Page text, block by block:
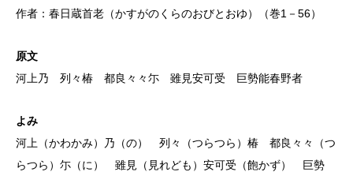
作者：春日蔵首老（かすがのくらのおびとおゆ）（巻1－56）
原文
河上乃 列々椿 都良々々尓 雖見安可受 巨勢能春野者
よみ
河上（かわかみ）乃（の） 列々（つらつら）椿 都良々々（つ
らつら）尓（に） 雖見（見れども）安可受（飽かず） 巨勢